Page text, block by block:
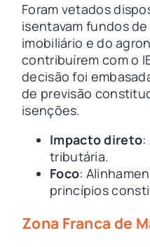
Foram vetados
isentavam fundos
imobiliário e do
contribuírem com o
decisão foi
de previsão
isenções.
Impacto direto
tributária.
Foco:
princípios
Zona Franca de